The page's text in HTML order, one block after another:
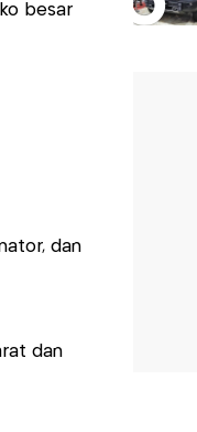
besar
dan
dan